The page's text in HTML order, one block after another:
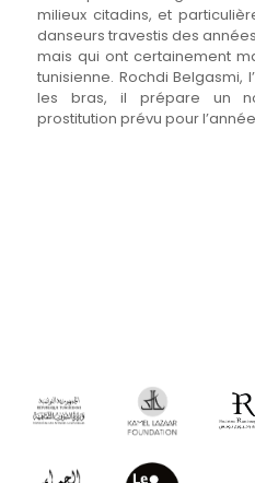
milieux citadins, et
danseurs travestis des
mais qui ont certainement
tunisienne. Rochdi Belgasmi,
les bras, il prépare un
prostitution prévu pour